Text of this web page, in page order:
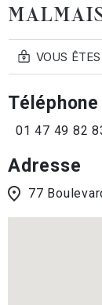
VOUS
Téléphone
01 47 49 82
Adresse
77